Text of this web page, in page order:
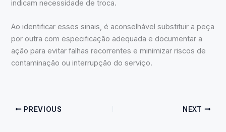
indicam necessidade de troca.
Ao identificar esses sinais, é aconselhável substituir a peça
por outra com especificação adequada e documentar a
ação para evitar falhas recorrentes e minimizar riscos de
contaminação ou interrupção do serviço.
PREVIOUS NEXT